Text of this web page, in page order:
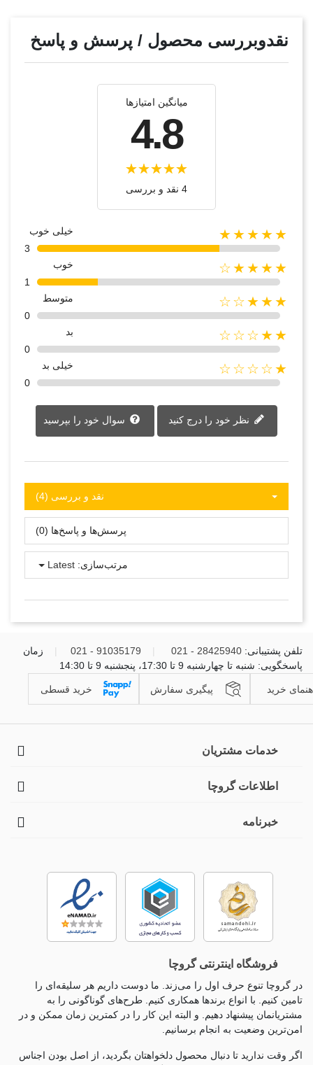
نقدوبررسی محصول / پرسش و پاسخ
میانگین امتیازها
4.8
4 نقد و بررسی‌‌
★★★★★
خیلی خوب
3
★★★★☆
خوب
1
★★★☆☆
متوسط
0
★★☆☆☆
بد
0
★☆☆☆☆
خیلی بد
0
سوال خود را بپرسید
نقد و بررسی‌‌ (4)
پرسش‌ها و پاسخ‌ها (0)
مرتب‌سازی: Latest
تلفن پشتیبانی: 28425940 - 021
91035179 - 021
زمان
پاسخگویی: شنبه تا چهارشنبه 9 تا 17:30، پنجشنبه 9 تا 14:30
خرید پیگیری سفارش خرید قسطی
خدمات مشتریان
اطلاعات گروچا
خبرنامه
فروشگاه اینترنتی گروچا
در گروچا تنوع حرف اول را می‌زند. ما دوست داریم هر سلیقه‌ای را
تامین کنیم. با انواع برندها همکاری کنیم. طرح‌های گوناگونی را به
مشتریانمان پیشنهاد دهیم. و البته این کار را در کمترین زمان ممکن و در
امن‌ترین وضعیت به انجام برسانیم.
اگر وقت ندارید تا دنبال محصول دلخواهتان بگردید، از اصل بودن اجناس